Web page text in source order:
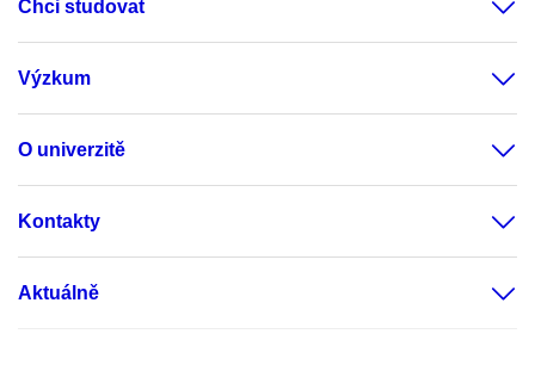
Chci studovat
Výzkum
O univerzitě
Kontakty
Aktuálně